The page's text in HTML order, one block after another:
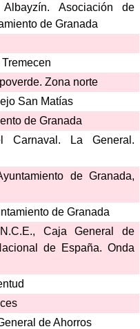
Asociación de
de Granada
Zona norte
San Matías
de Granada
Carnaval. La General.
de Granada,
de Granada
Caja General de
de España. Onda
de Ahorros